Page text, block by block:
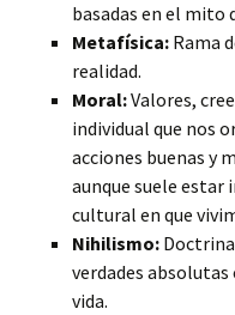
basadas en el mito
Metafísica: Rama
realidad.
Moral:Valores,
individual que nos
acciones buenas y
aunque suele
cultural en que
Nihilismo:
verdades
vida.